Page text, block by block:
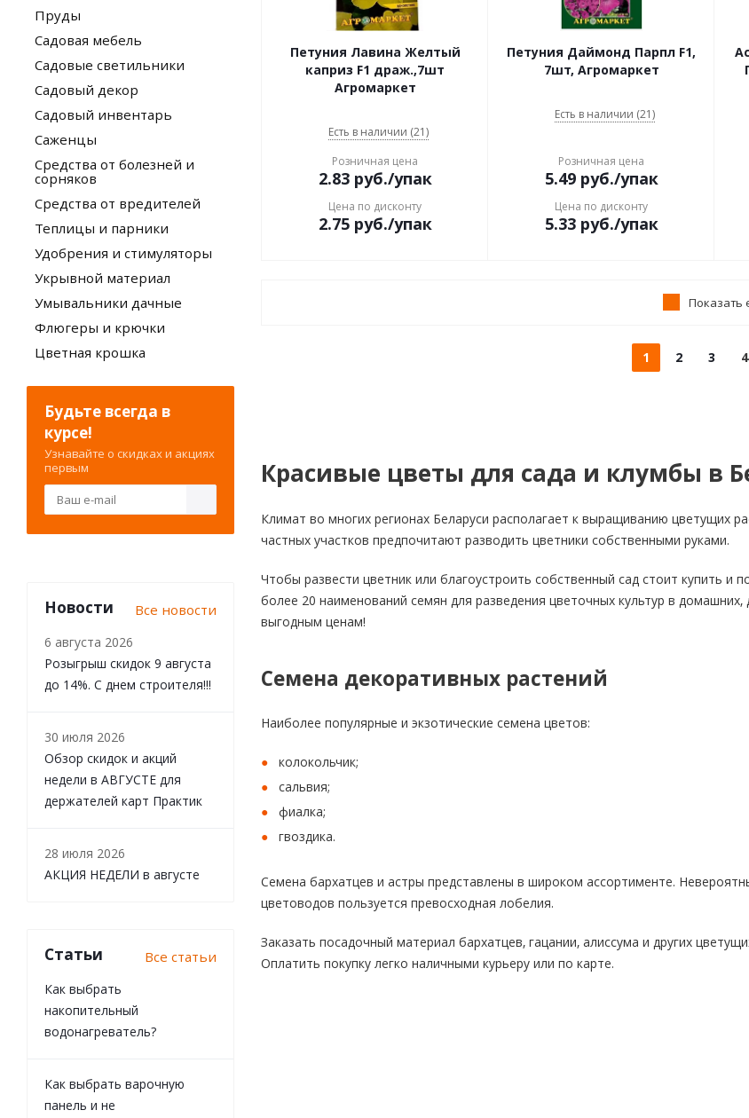
Петуния Лавина Желтый
каприз F1 драж.,7шт
Агромаркет
Есть в наличии (21)
Розничная цена
2.83руб./упак
Цена по дисконту
2.75руб./упак
Петуния Даймонд Парпл F1,
7шт, Агромаркет
Есть в наличии (21)
Розничная цена
5.49руб./упак
Цена по дисконту
5.33руб./упак
Показать
1 2 3 4
Красивые цветы для сада и клумбы в
Климат во многих регионах Беларуси располагает к выращиванию цветущих
частных участков предпочитают разводить цветники собственными руками.
Чтобы развести цветник или благоустроить собственный сад стоит купить и
более 20 наименований семян для разведения цветочных культур в
выгодным ценам!
Семена декоративных растений
Наиболее популярные и экзотические семена цветов:
колокольчик;
сальвия;
фиалка;
гвоздика.
Семена бархатцев и астры представлены в широком ассортименте.
цветоводов пользуется превосходная лобелия.
Заказать посадочный материал бархатцев, гацании, алиссума и других
Оплатить покупку легко наличными курьеру или по карте.
Пруды
Садовая мебель
Садовые светильники
Садовый декор
Садовый инвентарь
Саженцы
Средства от болезней и
сорняков
Средства от вредителей
Теплицы и парники
Удобрения и стимуляторы
Укрывной материал
Умывальники дачные
Флюгеры и крючки
Цветная крошка
Будьте всегда в
курсе!
Узнавайте о скидках и акциях
первым
Новости Все новости
6 августа 2026
Розыгрыш скидок 9 августа
до 14%. С днем строителя!!!
30 июля 2026
Обзор скидок и акций
недели в АВГУСТЕ для
держателей карт Практик
28 июля 2026
АКЦИЯ НЕДЕЛИ в августе
Статьи Все статьи
Как выбрать
накопительный
водонагреватель?
Как выбрать варочную
панель и не